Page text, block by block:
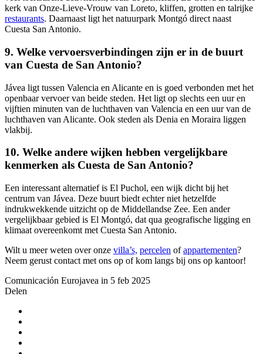
kerk van Onze-Lieve-Vrouw van Loreto, kliffen, grotten en talrijke
restaurants. Daarnaast ligt het natuurpark Montgó direct naast
Cuesta San Antonio.
9. Welke vervoersverbindingen zijn er in de buurt
van Cuesta de San Antonio?
Jávea ligt tussen Valencia en Alicante en is goed verbonden met het
openbaar vervoer van beide steden. Het ligt op slechts een uur en
vijftien minuten van de luchthaven van Valencia en een uur van de
luchthaven van Alicante. Ook steden als Denia en Moraira liggen
vlakbij.
10. Welke andere wijken hebben vergelijkbare
kenmerken als Cuesta de San Antonio?
Een interessant alternatief is El Puchol, een wijk dicht bij het
centrum van Jávea. Deze buurt biedt echter niet hetzelfde
indrukwekkende uitzicht op de Middellandse Zee. Een ander
vergelijkbaar gebied is El Montgó, dat qua geografische ligging en
klimaat overeenkomt met Cuesta San Antonio.
Wilt u meer weten over onze villa’s, percelen ofappartementen?
Neem gerust contact met ons op of kom langs bij ons op kantoor!
Comunicación Eurojavea in 5 feb 2025
Delen